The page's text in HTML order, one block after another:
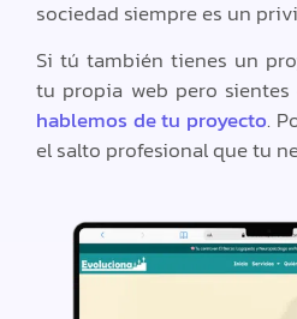
sociedad siempre es un
Si tú también tienes un
tu propia web pero sientes
hablemos de tu proyecto.
el salto profesional que tu